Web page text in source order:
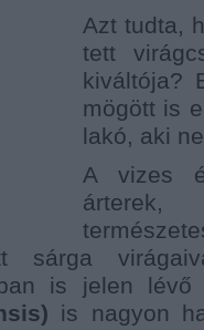
Azt tudta,
tett
kiváltója?
mögött is
lakó, aki
A vizes
árterek,
sárga
is jelen lévő
is nagyon